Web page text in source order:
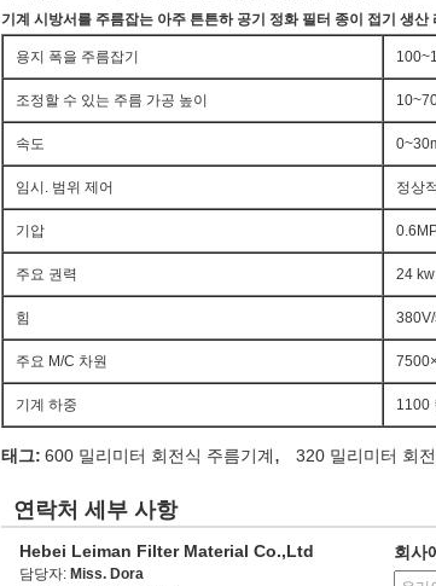
기계 시방서 를 주름잡는 아주 튼튼하 공기 정화 필터 종이 접기 생산
용지 폭을 주름잡기
조정할 수 있는 주름 가공 높이
속도
임시. 범위 제어 정상
기압
주요 권력 24 kw
힘
주요 M/C 차원
기계 하중 1100
태그: 600 밀리미터 회전식 주름기계, 320 밀리미터 회
연락처 세부 사항
Hebei Leiman Filter Material Co.,Ltd
담당자: Miss. Dora
회사